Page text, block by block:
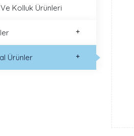
Kolluk Ürünleri
Ürünler